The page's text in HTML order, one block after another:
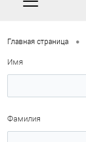
Главная страница •
Имя
Фамилия